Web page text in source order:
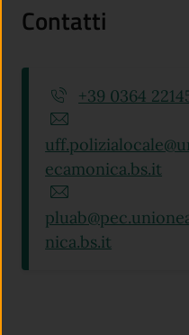
Contatti
+39 0364
ecamonica.bs.it
nica.bs.it